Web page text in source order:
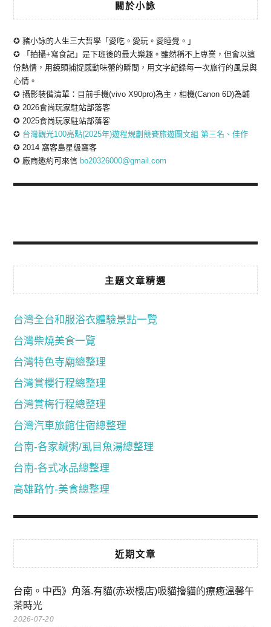
關於小詠
✪ 豬小詠的人生三大哲學「愛吃。愛玩。愛睡覺。」
✪ 「拍攝+寫食記」是下班後的最大樂趣。雖然稱不上專業，但會以這
份熱情，用鏡頭捕捉感動味蕾的瞬間，用文字記錄每一次旅行的風景與
心情。
✪ 攝影裝備清單：目前手機(vivo X90pro)為主，相機(Canon 6D)為輔
✪ 2026食尚玩家駐站部落客
✪ 2025食尚玩家駐站部落客
✪ 台灣觀光100亮點(2025年)遊程規劃競賽旅遊圖文組 第三名、佳作
✪ 2014 窩客島星級窩客
✪ 廠商邀約可來信 bo20326000@gmail.com
主題文章精選
台灣全台和服浴衣體驗景點一覽
台灣柴燒美食一覽
台灣特色寺廟總整理
台灣賞櫻行程總整理
台灣賞梅行程總整理
台灣汽車旅館住宿總整理
台南-各家鹹粥/虱目魚湯總整理
台南-各式冰品總整理
高雄路竹-美食總整理
近期文章
台南。中西》角落.有貓(赤崁樓店)吸貓擼貓的療癒溫馨午
茶時光
2026-07-20